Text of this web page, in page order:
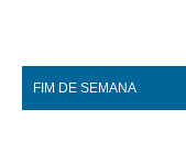
FIM DE SEMANA